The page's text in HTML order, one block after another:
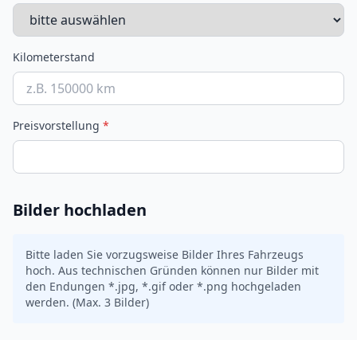
Kilometerstand
Preisvorstellung *
Bilder hochladen
Bitte laden Sie vorzugsweise Bilder Ihres Fahrzeugs
hoch. Aus technischen Gründen können nur Bilder mit
den Endungen *.jpg, *.gif oder *.png hochgeladen
werden. (Max. 3 Bilder)